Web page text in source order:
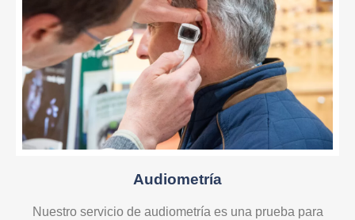
Audiometría
Nuestro servicio de audiometría es una prueba para